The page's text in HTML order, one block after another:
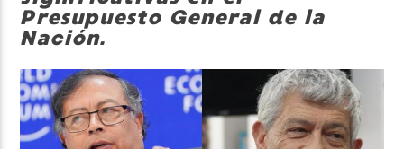
Presupuesto General de la
Nación.